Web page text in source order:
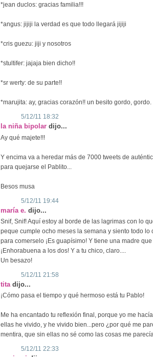
*jean duclos: gracias familia!!!
*angus: jijiji la verdad es que todo llegará jijiji
*cris guezu: jiji y nosotros
*stultifer: jajaja bien dicho!!
*sr werty: de su parte!!
*marujita: ay, gracias corazón!! un besito gordo, gordo.
5/12/11 18:32
la niña bipolar dijo...
Ay qué majete!!!
Y encima va a heredar más de 7000 tweets de
para quejarse el Pablito...
Besos musa
5/12/11 19:44
maría e. dijo...
Snif, Snif! Aquí estoy al borde de las lagrimas con lo
peque cumple ocho meses la semana y siento todo lo
para comerselo ¡Es guapísimo! Y tiene una madre
¡Enhorabuena a los dos! Y a tu chico, claro....
Un besazo!
5/12/11 21:58
tita dijo...
¡Cómo pasa el tiempo y qué hermoso está tu Pablo!
Me ha encantado tu reflexión final, porque yo me
ellas he vivido, y he vivido bien...pero ¿por qué me
mentira, que sin ellas no sé como las cosas me
5/12/11 22:33